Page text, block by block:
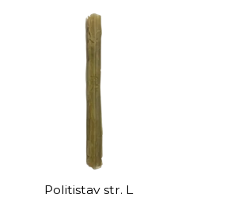
Politistav str. L